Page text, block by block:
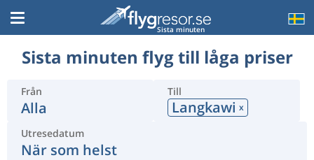
Sista minuten
Sista minuten flyg till låga priser
Från
Alla
Till
Langkawi x
Utresedatum
När som helst